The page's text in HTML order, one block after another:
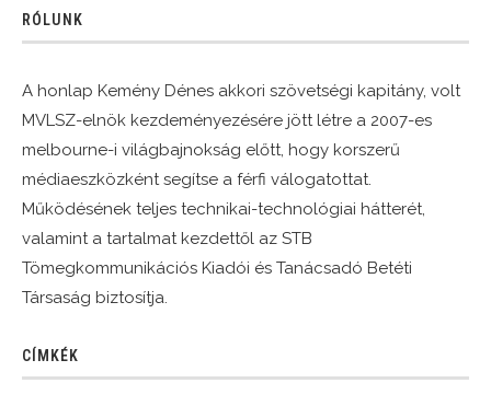
RÓLUNK
A honlap Kemény Dénes akkori szövetségi kapitány, volt
MVLSZ-elnök kezdeményezésére jött létre a 2007-es
melbourne-i világbajnokság előtt, hogy korszerű
médiaeszközként segítse a férfi válogatottat.
Működésének teljes technikai-technológiai hátterét,
valamint a tartalmat kezdettől az STB
Tömegkommunikációs Kiadói és Tanácsadó Betéti
Társaság biztosítja.
CÍMKÉK